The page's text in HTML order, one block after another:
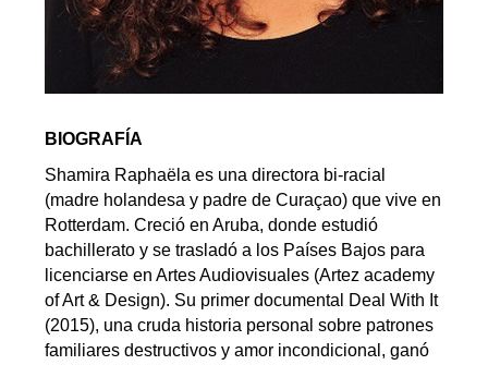
BIOGRAFÍA
Shamira Raphaëla es una directora bi-racial
(madre holandesa y padre de Curaçao) que vive en
Rotterdam. Creció en Aruba, donde estudió
bachillerato y se trasladó a los Países Bajos para
licenciarse en Artes Audiovisuales (Artez academy
of Art & Design). Su primer documental Deal With It
(2015), una cruda historia personal sobre patrones
familiares destructivos y amor incondicional, ganó